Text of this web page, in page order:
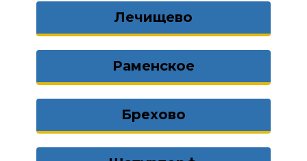
Лечищево
Раменское
Брехово